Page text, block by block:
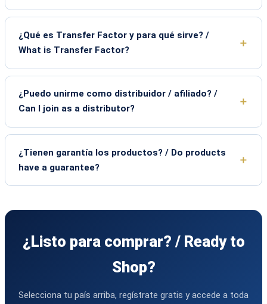
¿Qué es Transfer Factor y para qué sirve? /
What is Transfer Factor?
¿Puedo unirme como distribuidor / afiliado? /
Can I join as a distributor?
¿Tienen garantía los productos? / Do products
have a guarantee?
¿Listo para comprar? / Ready to
Shop?
Selecciona tu país arriba, regístrate gratis y accede a toda